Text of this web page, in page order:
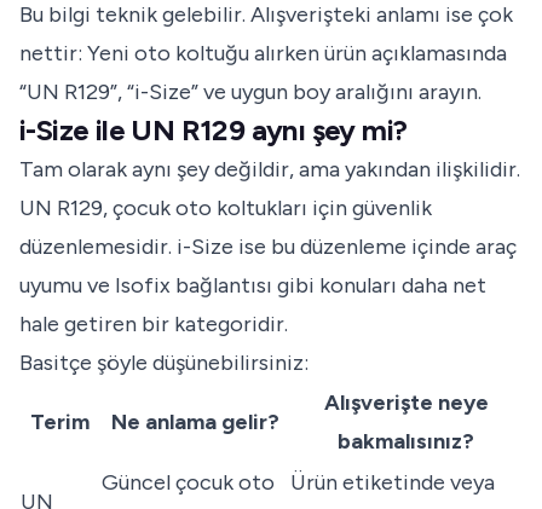
Bu bilgi teknik gelebilir. Alışverişteki anlamı ise çok
nettir: Yeni oto koltuğu alırken ürün açıklamasında
“UN R129”, “i-Size” ve uygun boy aralığını arayın.
i-Size ile UN R129 aynı şey mi?
Tam olarak aynı şey değildir, ama yakından ilişkilidir.
UN R129, çocuk oto koltukları için güvenlik
düzenlemesidir. i-Size ise bu düzenleme içinde araç
uyumu ve Isofix bağlantısı gibi konuları daha net
hale getiren bir kategoridir.
Basitçe şöyle düşünebilirsiniz:
Terim Ne anlama gelir?
Alışverişte neye
bakmalısınız?
UN
Güncel çocuk oto
Ürün etiketinde veya